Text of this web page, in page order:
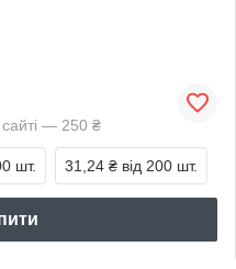
— 250 ₴
шт. 31,24 ₴ від 200 шт.